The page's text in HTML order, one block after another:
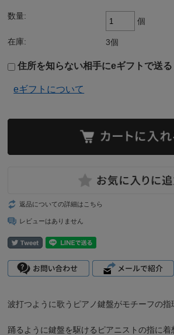
数量:
個
在庫: 3個
住所を知らない相手にeギフトで送る
eギフトについて
返品についての詳細はこちら
レビューはありません
波打つように歌うピアノ鍵盤がモチーフの指
踊るように鍵盤を駆けるピアニストの指に着